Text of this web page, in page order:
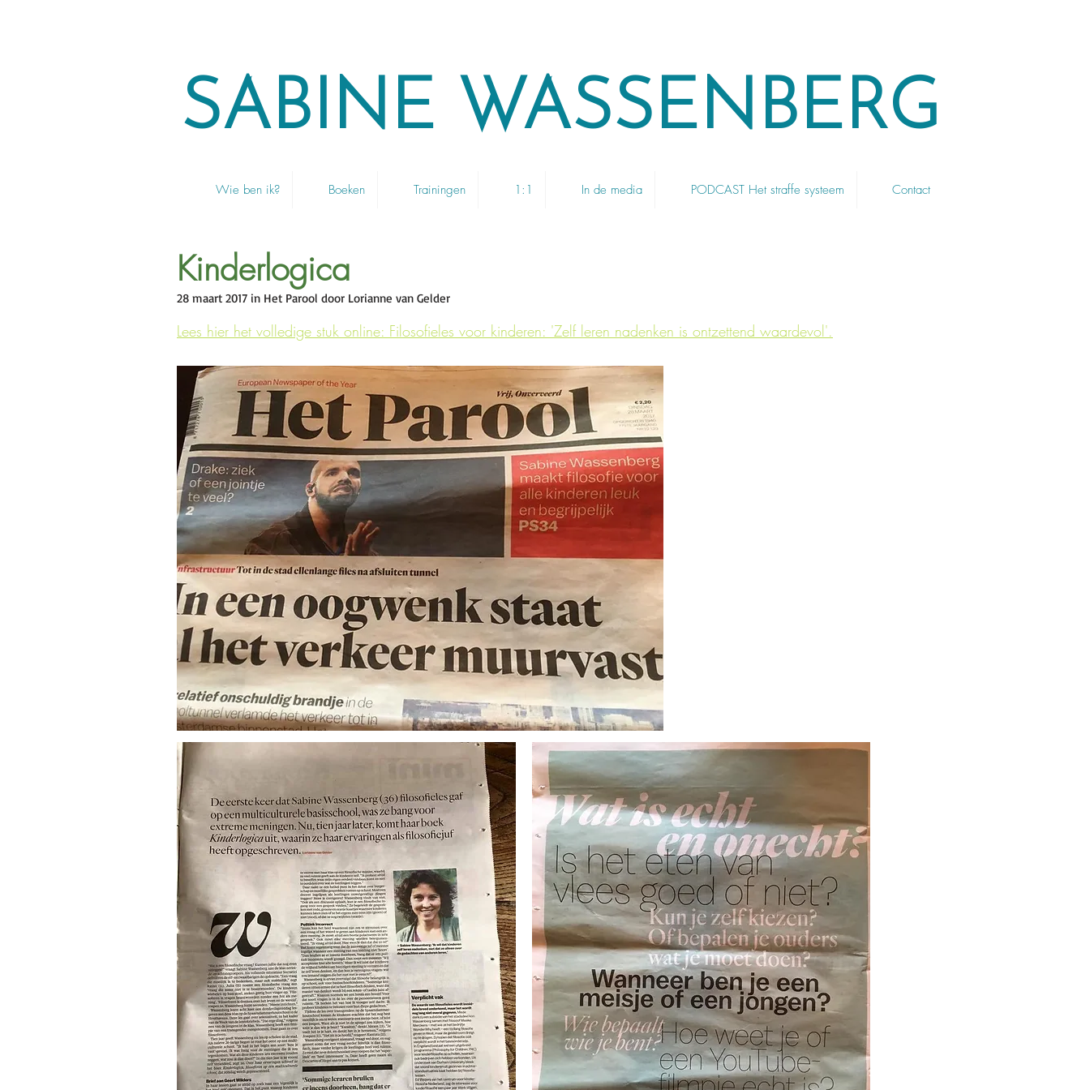
SABINE WASSENBERG
Wie ben ik? Boeken Trainingen 1:1 In de media PODCAST Het straffe systeem Contact
Kinderlogica
28 maart 2017 in Het Parool door Lorianne van Gelder
Lees hier het volledige stuk online: Filosofieles voor kinderen: 'Zelf leren nadenken is ontzettend waardevol'.